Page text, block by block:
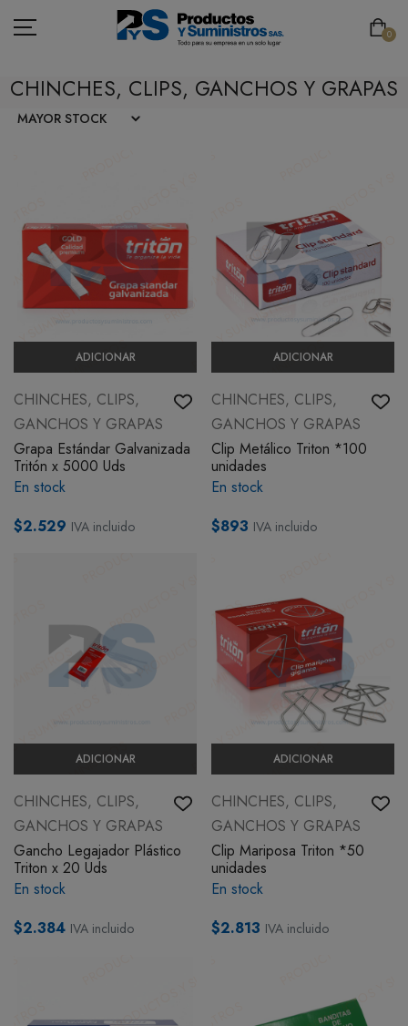
0
CAFETERÍA
SEGURIDAD INDUSTRIAL
TECNOLOGÍA
MOBILIARIO
EMBALAJE
BOTIQUÍN
MI CUENTA
CHINCHES, CLIPS, GANCHOS Y GRAPAS
ADICIONAR
CHINCHES, CLIPS,
GANCHOS Y GRAPAS
Grapa Estándar Galvanizada
Tritón x 5000 Uds
En stock
$2.529 IVA incluido
ADICIONAR
CHINCHES, CLIPS,
GANCHOS Y GRAPAS
Clip Metálico Triton *100
unidades
En stock
$893 IVA incluido
ADICIONAR
CHINCHES, CLIPS,
GANCHOS Y GRAPAS
Gancho Legajador Plástico
Triton x 20 Uds
En stock
$2.384 IVA incluido
ADICIONAR
CHINCHES, CLIPS,
GANCHOS Y GRAPAS
Clip Mariposa Triton *50
unidades
En stock
$2.813 IVA incluido